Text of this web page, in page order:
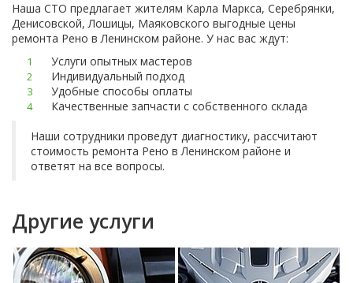
Наша СТО предлагает жителям Карла Маркса, Серебрянки,
Денисовской, Лошицы, Маяковского выгодные цены
ремонта Рено в Ленинском районе. У нас вас ждут:
Услуги опытных мастеров
Индивидуальный подход
Удобные способы оплаты
Качественные запчасти с собственного склада
Наши сотрудники проведут диагностику, рассчитают
стоимость ремонта Рено в Ленинском районе и
ответят на все вопросы.
Другие услуги